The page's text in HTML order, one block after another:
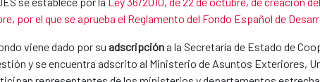
por el que se aprueba el Reglamento del Fondo Español de
viene dado por su adscripcióna la Secretaría de Estado de
y se encuentra adscrito al Ministerio de Asuntos Exteriores,